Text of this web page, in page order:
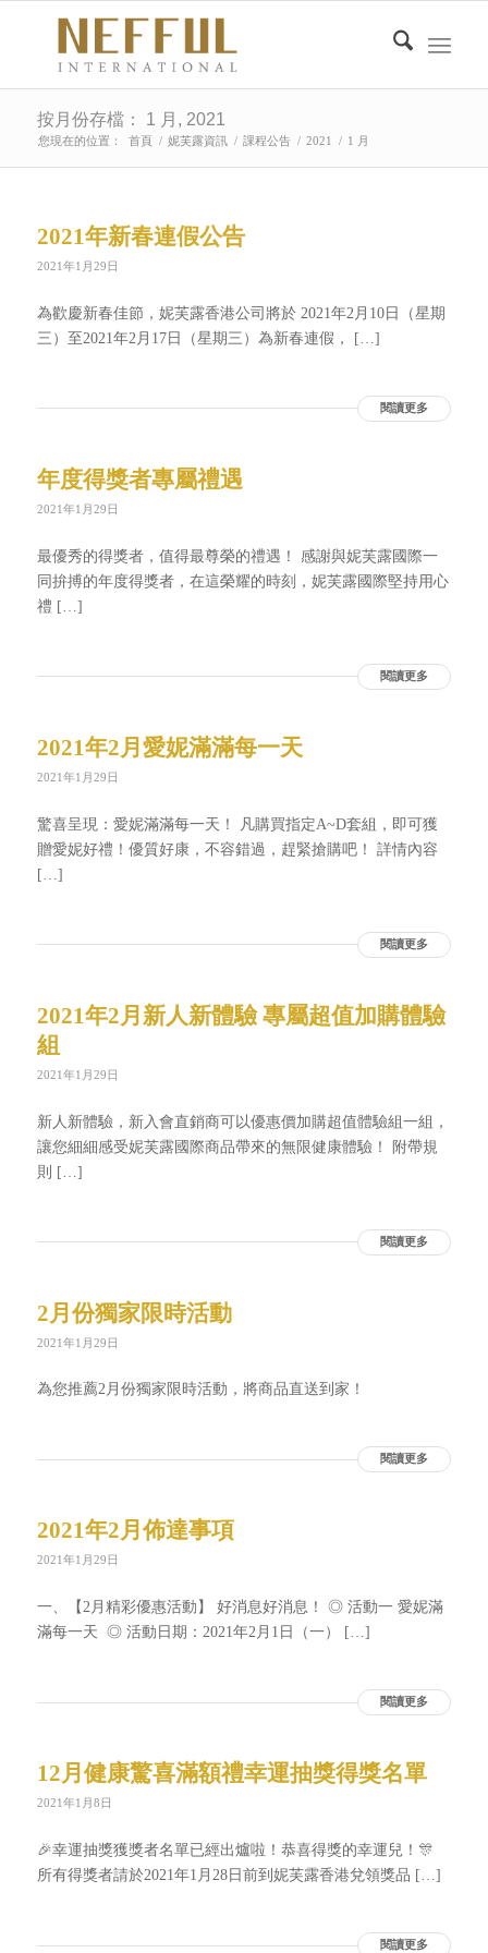
按月份存檔： 1 月, 2021
您現在的位置： 首頁 / 妮芙露資訊 / 課程公告 / 2021 / 1 月
2021年新春連假公告
2021年1月29日
為歡慶新春佳節，妮芙露香港公司將於 2021年2月10日（星期
三）至2021年2月17日（星期三）為新春連假， […]
閱讀更多
年度得獎者專屬禮遇
2021年1月29日
最優秀的得獎者，值得最尊榮的禮遇！ 感謝與妮芙露國際一
同拚搏的年度得獎者，在這榮耀的時刻，妮芙露國際堅持用心
禮 […]
閱讀更多
2021年2月愛妮滿滿每一天
2021年1月29日
驚喜呈現：愛妮滿滿每一天！ 凡購買指定A~D套組，即可獲
贈愛妮好禮！優質好康，不容錯過，趕緊搶購吧！ 詳情內容
[…]
閱讀更多
2021年2月新人新體驗 專屬超值加購體驗
組
2021年1月29日
新人新體驗，新入會直銷商可以優惠價加購超值體驗組一組，
讓您細細感受妮芙露國際商品帶來的無限健康體驗！ 附帶規
則 […]
閱讀更多
2月份獨家限時活動
2021年1月29日
為您推薦2月份獨家限時活動，將商品直送到家！
閱讀更多
2021年2月佈達事項
2021年1月29日
一、【2月精彩優惠活動】 好消息好消息！ ◎ 活動一 愛妮滿
滿每一天 ◎ 活動日期：2021年2月1日（一） […]
閱讀更多
12月健康驚喜滿額禮幸運抽獎得獎名單
2021年1月8日
🎉幸運抽獎獲獎者名單已經出爐啦！恭喜得獎的幸運兒！🎊
所有得獎者請於2021年1月28日前到妮芙露香港兌領獎品 […]
閱讀更多